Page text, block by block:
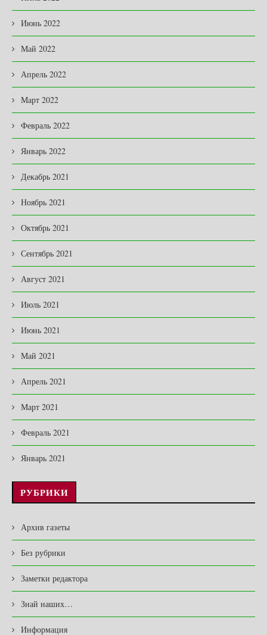
Июнь 2022
Май 2022
Апрель 2022
Март 2022
Февраль 2022
Январь 2022
Декабрь 2021
Ноябрь 2021
Октябрь 2021
Сентябрь 2021
Август 2021
Июль 2021
Июнь 2021
Май 2021
Апрель 2021
Март 2021
Февраль 2021
Январь 2021
РУБРИКИ
Архив газеты
Без рубрики
Заметки редактора
Знай наших…
Информация